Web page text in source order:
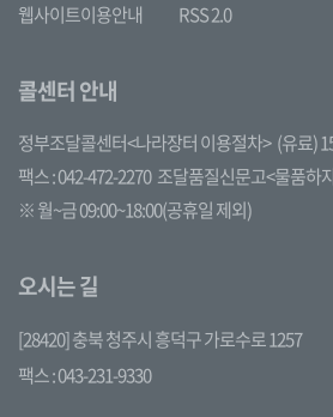
웹사이트이용안내
RSS 2.0
콜센터 안내
정부조달콜센터<나라장터 이용절차> (유료)
팩스 : 042-472-2270 조달품질신문고<물품하
※ 월~금 09:00~18:00(공휴일 제외)
오시는 길
[28420] 충북 청주시 흥덕구 가로수로 1257
팩스 : 043-231-9330